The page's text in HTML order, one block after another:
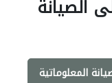
الصيانة
المعلوماتية